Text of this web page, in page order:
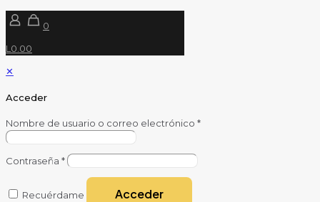
0
L0.00
✕
Acceder
Nombre de usuario o correo electrónico *
Contraseña *
Recuérdame Acceder